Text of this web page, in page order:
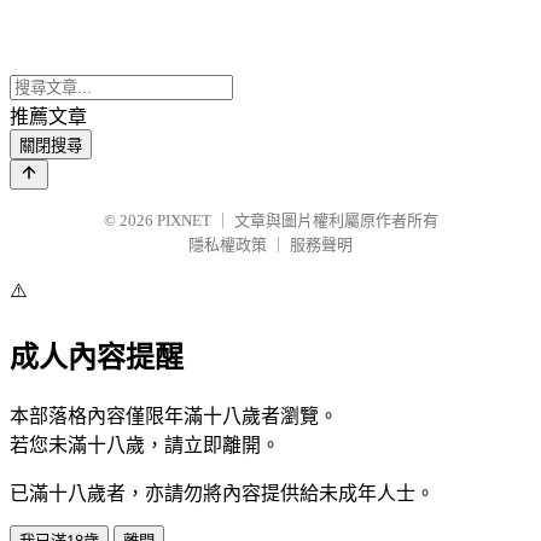
推薦文章
關閉搜尋
© 2026 PIXNET
文章與圖片權利屬原作者所有
隱私權政策
服務聲明
⚠️
成人內容提醒
本部落格內容僅限年滿十八歲者瀏覽。
若您未滿十八歲，請立即離開。
已滿十八歲者，亦請勿將內容提供給未成年人士。